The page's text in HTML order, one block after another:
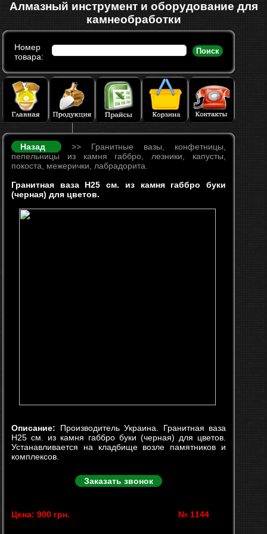
Алмазный инструмент и оборудование для
камнеобработки
Номер
товара:
Поиск
Назад
>> Гранитные вазы, конфетницы,
пепельницы из камня габбро, лезники, капусты,
покоста, межерички, лабрадорита.
Гранитная ваза Н25 см. из камня габбро буки
(черная) для цветов.
Описание: Производитель Украина. Гранитная ваза
Н25 см. из камня габбро буки (черная) для цветов.
Устанавливается на кладбище возле памятников и
комплексов.
Заказать звонок
Цена: 900 грн. № 1144